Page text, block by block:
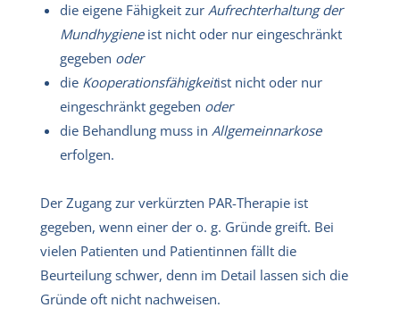
die eigene Fähigkeit zur Aufrechterhaltung der
Mundhygieneist nicht oder nur eingeschränkt
gegeben oder
die Kooperationsfähigkeitist nicht oder nur
eingeschränkt gegeben oder
die Behandlung muss in Allgemeinnarkose
erfolgen.
Der Zugang zur verkürzten PAR-Therapie ist
gegeben, wenn einer der o. g. Gründe greift. Bei
vielen Patienten und Patientinnen fällt die
Beurteilung schwer, denn im Detail lassen sich die
Gründe oft nicht nachweisen.